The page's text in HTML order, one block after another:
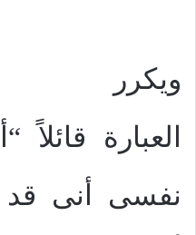
ويكرر
العبارة
نفسى أنى قد